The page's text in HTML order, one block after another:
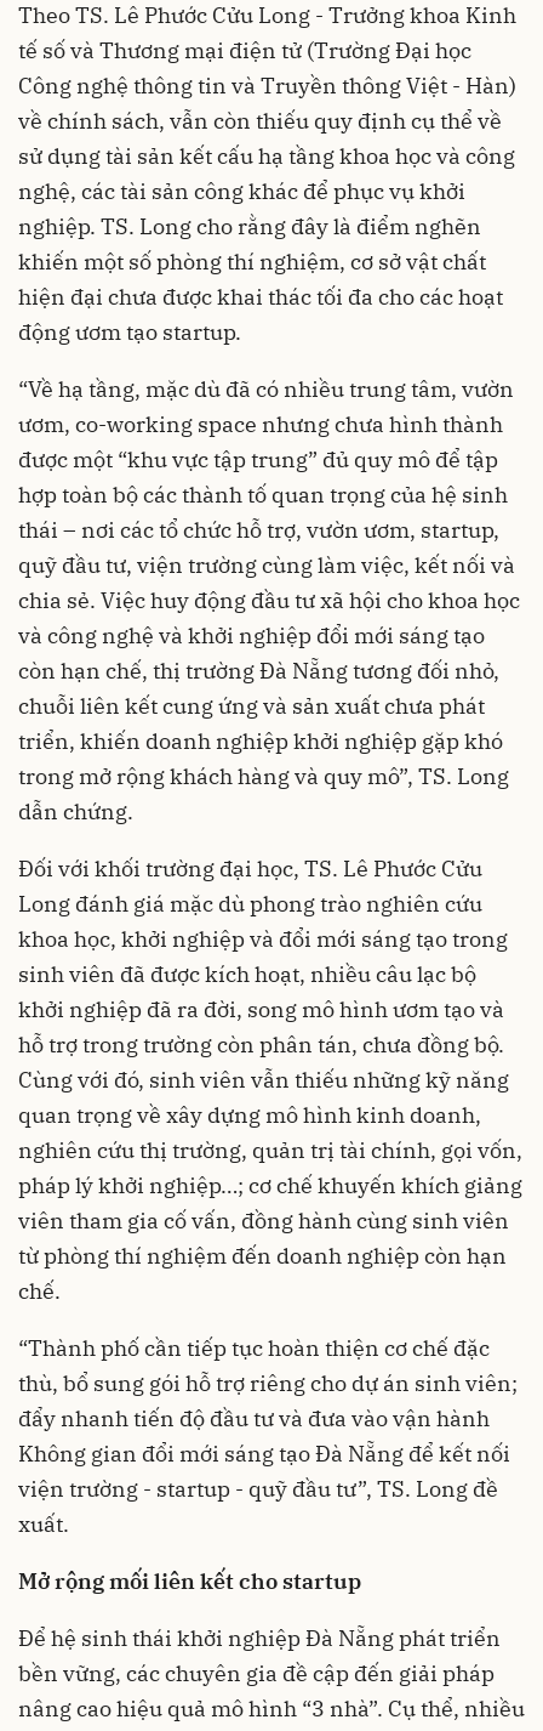
Theo TS. Lê Phước Cửu Long - Trưởng khoa Kinh
tế số và Thương mại điện tử (Trường Đại học
Công nghệ thông tin và Truyền thông Việt - Hàn)
về chính sách, vẫn còn thiếu quy định cụ thể về
sử dụng tài sản kết cấu hạ tầng khoa học và công
nghệ, các tài sản công khác để phục vụ khởi
nghiệp. TS. Long cho rằng đây là điểm nghẽn
khiến một số phòng thí nghiệm, cơ sở vật chất
hiện đại chưa được khai thác tối đa cho các hoạt
động ươm tạo startup.
“Về hạ tầng, mặc dù đã có nhiều trung tâm, vườn
ươm, co-working space nhưng chưa hình thành
được một “khu vực tập trung” đủ quy mô để tập
hợp toàn bộ các thành tố quan trọng của hệ sinh
thái – nơi các tổ chức hỗ trợ, vườn ươm, startup,
quỹ đầu tư, viện trường cùng làm việc, kết nối và
chia sẻ. Việc huy động đầu tư xã hội cho khoa học
và công nghệ và khởi nghiệp đổi mới sáng tạo
còn hạn chế, thị trường Đà Nẵng tương đối nhỏ,
chuỗi liên kết cung ứng và sản xuất chưa phát
triển, khiến doanh nghiệp khởi nghiệp gặp khó
trong mở rộng khách hàng và quy mô”, TS. Long
dẫn chứng.
Đối với khối trường đại học, TS. Lê Phước Cửu
Long đánh giá mặc dù phong trào nghiên cứu
khoa học, khởi nghiệp và đổi mới sáng tạo trong
sinh viên đã được kích hoạt, nhiều câu lạc bộ
khởi nghiệp đã ra đời, song mô hình ươm tạo và
hỗ trợ trong trường còn phân tán, chưa đồng bộ.
Cùng với đó, sinh viên vẫn thiếu những kỹ năng
quan trọng về xây dựng mô hình kinh doanh,
nghiên cứu thị trường, quản trị tài chính, gọi vốn,
pháp lý khởi nghiệp…; cơ chế khuyến khích giảng
viên tham gia cố vấn, đồng hành cùng sinh viên
từ phòng thí nghiệm đến doanh nghiệp còn hạn
chế.
“Thành phố cần tiếp tục hoàn thiện cơ chế đặc
thù, bổ sung gói hỗ trợ riêng cho dự án sinh viên;
đẩy nhanh tiến độ đầu tư và đưa vào vận hành
Không gian đổi mới sáng tạo Đà Nẵng để kết nối
viện trường - startup - quỹ đầu tư”, TS. Long đề
xuất.
Mở rộng mối liên kết cho startup
Để hệ sinh thái khởi nghiệp Đà Nẵng phát triển
bền vững, các chuyên gia đề cập đến giải pháp
nâng cao hiệu quả mô hình “3 nhà”. Cụ thể, nhiều